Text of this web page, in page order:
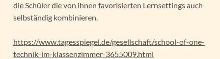
die Schüler die von ihnen favorisierten Lernsettings auch
selbständig kombinieren.
https://www.tagesspiegel.de/gesellschaft/school-of-one-
technik-im-klassenzimmer-3655009.html